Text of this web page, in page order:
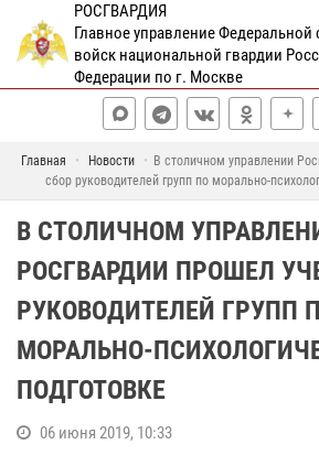
РОСГВАРДИЯ
Главное управление Федеральной
войск национальной гвардии
Федерации по г. Москве
Главная Новости
В столичном управлении
сбор руководителей групп по морально-
В СТОЛИЧНОМ
РОСГВАРДИИ ПРОШЕЛ
РУКОВОДИТЕЛЕЙ ГРУПП
МОРАЛЬНО-
ПОДГОТОВКЕ
06 июня 2019, 10:33